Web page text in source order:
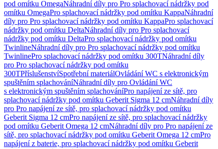
pod omítku OmegaNáhradní díly pro Pro splachovací nádržky pod
omítku OmegaPro splachovací nádržky pod omítku KappaNáhradní
díly pro Pro splachovací nádržky pod omítku KappaPro splachovací
nádržky pod omítku DeltaNáhradní díly pro Pro splachovací
nádržky pod omítku DeltaPro splachovací nádržky pod omítku
TwinlineNáhradní díly pro Pro splachovací nádržky pod omítku
TwinlinePro splachovací nádržky pod omítku 300TNáhradní díly
pro Pro splachovací nádržky pod omítku
300TPříslušenstvíSpotřební materiálOvládání WC s elektronickým
spuštěním splachováníNáhradní díly pro Ovládání WC
s elektronickým spuštěním splachováníPro napájení ze sítě, pro
splachovací nádržky pod omítku Geberit Sigma 12 cmNáhradní díly
pro Pro napájení ze sítě, pro splachovací nádržky pod omítku
Geberit Sigma 12 cmPro napájení ze sítě, pro splachovací nádržky
pod omítku Geberit Omega 12 cmNáhradní díly pro Pro napájení ze
sítě, pro splachovací nádržky pod omítku Geberit Omega 12 cmPro
napájení z baterie, pro splachovací nádržky pod omítku Geberit